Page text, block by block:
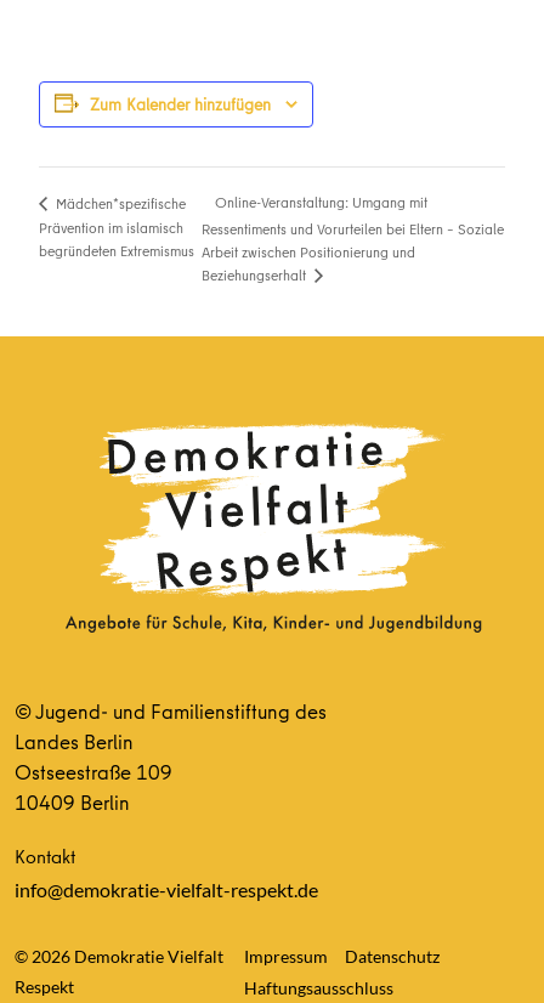
Zum Kalender hinzufügen
Mädchen*spezifische
Prävention im islamisch
begründeten Extremismus
Online-Veranstaltung: Umgang mit
Ressentiments und Vorurteilen bei Eltern – Soziale
Arbeit zwischen Positionierung und
Beziehungserhalt
© Jugend- und Familienstiftung des
Landes Berlin
Ostseestraße 109
10409 Berlin
Kontakt
info@demokratie-vielfalt-respekt.de
© 2026 Demokratie Vielfalt
Respekt
Impressum
Datenschutz
Haftungsausschluss